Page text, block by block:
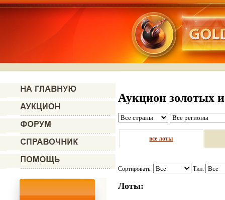
Аукцион золотых
все лоты
Сортировать: Тип:
Лоты: